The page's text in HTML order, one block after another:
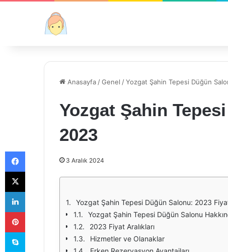
Anasayfa /Genel /Yozgat Şahin Tepesi Düğün
Yozgat Şahin
2023
3 Aralık 2024
Yozgat Şahin Tepesi Düğün Salonu: 2023
Yozgat Şahin Tepesi Düğün Salonu
2023 Fiyat Aralıkları
Hizmetler ve Olanaklar
Facebook
X
LinkedIn
Pinterest
Skype